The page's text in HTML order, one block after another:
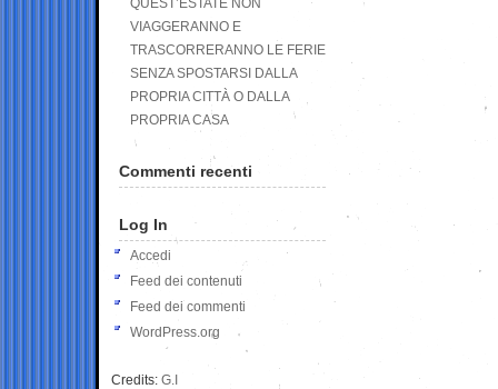
QUEST’ESTATE NON
VIAGGERANNO E
TRASCORRERANNO LE FERIE
SENZA SPOSTARSI DALLA
PROPRIA CITTÀ O DALLA
PROPRIA CASA
Commenti recenti
Log In
Accedi
Feed dei contenuti
Feed dei commenti
WordPress.org
Credits: G.I